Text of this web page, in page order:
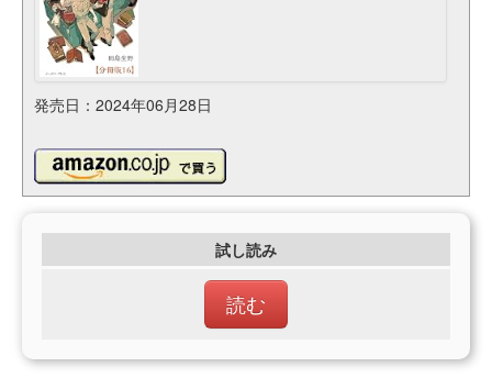
発売日：2024年06月28日
試し読み
読む